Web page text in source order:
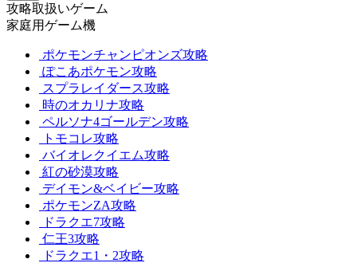
攻略取扱いゲーム
家庭用ゲーム機
ポケモンチャンピオンズ攻略
ぽこあポケモン攻略
スプラレイダース攻略
時のオカリナ攻略
ペルソナ4ゴールデン攻略
トモコレ攻略
バイオレクイエム攻略
紅の砂漠攻略
デイモン&ベイビー攻略
ポケモンZA攻略
ドラクエ7攻略
仁王3攻略
ドラクエ1・2攻略